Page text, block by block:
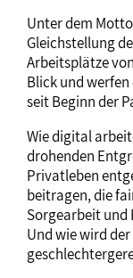
Unter dem
Gleichstellung
Arbeitsplätze
Blick und
seit Beginn der
Wie digital
drohenden
Privatleben
beitragen, die
Sorgearbeit und
Und wie wird